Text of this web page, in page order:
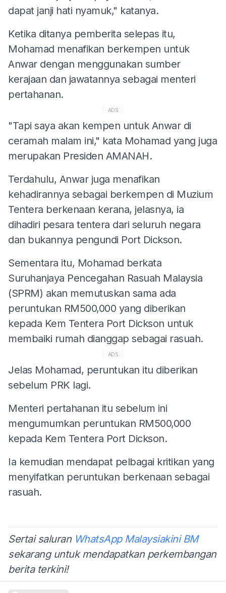
dapat janji hati nyamuk," katanya.
Ketika ditanya pemberita selepas itu,
Mohamad menafikan berkempen untuk
Anwar dengan menggunakan sumber
kerajaan dan jawatannya sebagai menteri
pertahanan.
ADS
"Tapi saya akan kempen untuk Anwar di
ceramah malam ini," kata Mohamad yang juga
merupakan Presiden AMANAH.
Terdahulu, Anwar juga menafikan
kehadirannya sebagai berkempen di Muzium
Tentera berkenaan kerana, jelasnya, ia
dihadiri pesara tentera dari seluruh negara
dan bukannya pengundi Port Dickson.
Sementara itu, Mohamad berkata
Suruhanjaya Pencegahan Rasuah Malaysia
(SPRM) akan memutuskan sama ada
peruntukan RM500,000 yang diberikan
kepada Kem Tentera Port Dickson untuk
membaiki rumah dianggap sebagai rasuah.
ADS
Jelas Mohamad, peruntukan itu diberikan
sebelum PRK lagi.
Menteri pertahanan itu sebelum ini
mengumumkan peruntukan RM500,000
kepada Kem Tentera Port Dickson.
Ia kemudian mendapat pelbagai kritikan yang
menyifatkan peruntukan berkenaan sebagai
rasuah.
Sertai saluran WhatsApp Malaysiakini BM
sekarang untuk mendapatkan perkembangan
berita terkini!